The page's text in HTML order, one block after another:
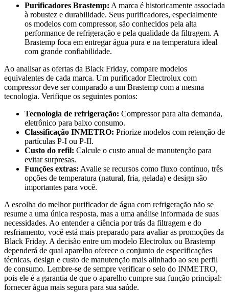
Purificadores Brastemp: A marca é historicamente associada
à robustez e durabilidade. Seus purificadores, especialmente
os modelos com compressor, são conhecidos pela alta
performance de refrigeração e pela qualidade da filtragem. A
Brastemp foca em entregar água pura e na temperatura ideal
com grande confiabilidade.
Ao analisar as ofertas da Black Friday, compare modelos
equivalentes de cada marca. Um purificador Electrolux com
compressor deve ser comparado a um Brastemp com a mesma
tecnologia. Verifique os seguintes pontos:
Tecnologia de refrigeração: Compressor para alta demanda,
eletrônico para baixo consumo.
Classificação INMETRO: Priorize modelos com retenção de
partículas P-I ou P-II.
Custo do refil: Calcule o custo anual de manutenção para
evitar surpresas.
Funções extras: Avalie se recursos como fluxo contínuo, três
opções de temperatura (natural, fria, gelada) e design são
importantes para você.
A escolha do melhor purificador de água com refrigeração não se
resume a uma única resposta, mas a uma análise informada de suas
necessidades. Ao entender a ciência por trás da filtragem e do
resfriamento, você está mais preparado para avaliar as promoções da
Black Friday. A decisão entre um modelo Electrolux ou Brastemp
dependerá de qual aparelho oferece o conjunto de especificações
técnicas, design e custo de manutenção mais alinhado ao seu perfil
de consumo. Lembre-se de sempre verificar o selo do INMETRO,
pois ele é a garantia de que o aparelho cumpre sua função principal:
fornecer água mais segura para sua saúde.